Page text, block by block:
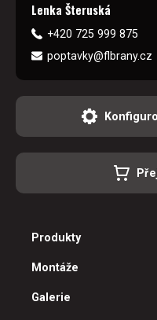
Lenka Šteruská
+420 725 999 875
poptavky@flbrany.cz
Produkty
Montáže
Galerie